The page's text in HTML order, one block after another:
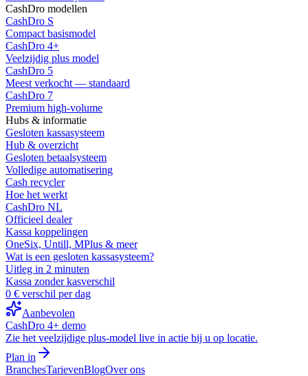
CashDro modellen
CashDro S
Compact basismodel
CashDro 4+
Veelzijdig plus model
CashDro 5
Meest verkocht — standaard
CashDro 7
Premium high-volume
Hubs & informatie
Gesloten kassasysteem
Hub & overzicht
Gesloten betaalsysteem
Volledige automatisering
Cash recycler
Hoe het werkt
CashDro NL
Officieel dealer
Kassa koppelingen
OneSix, Untill, MPlus & meer
Wat is een gesloten kassasysteem?
Uitleg in 2 minuten
Kassa zonder kasverschil
0 € verschil per dag
Aanbevolen
CashDro 4+ demo
Zie het veelzijdige plus-model live in actie bij u op locatie.
Plan in
BranchesTarievenBlogOver ons